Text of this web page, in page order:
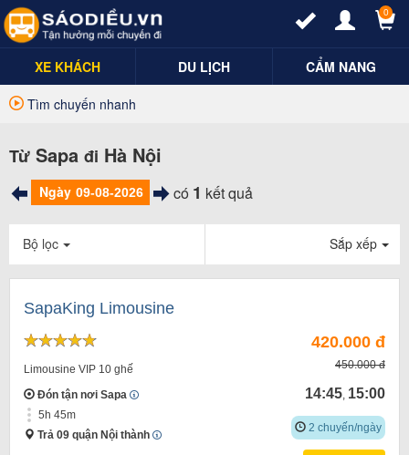
0
XE KHÁCH DU LỊCH CẨM NANG
Tìm chuyến nhanh
Từ Sapa đi Hà Nội
Ngày có 1 kết quả
Bộ lọc Sắp xếp
SapaKing Limousine
Limousine VIP 10 ghế
Đón tận nơi Sapa
5h 45m
Trả 09 quận Nội thành
420.000 đ
450.000 đ
14:45 15:00
2 chuyến/ngày